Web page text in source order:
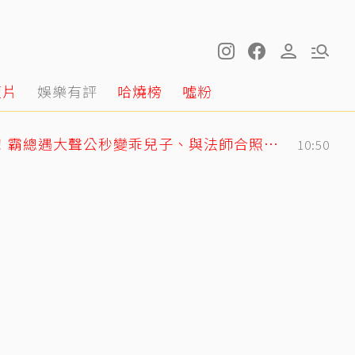
娛樂有評 哈燒榜 噓粉
GD私下反差萌藏不住！霸總遇大聲公秒變乖兒子、與法師合照掀網暴動 10:50